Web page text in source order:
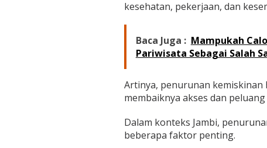
kesehatan, pekerjaan, dan
Baca Juga : Mampukah
Pariwisata Sebagai Salah
Artinya, penurunan kemiskinan
membaiknya akses dan
Dalam konteks Jambi,
beberapa faktor penting.